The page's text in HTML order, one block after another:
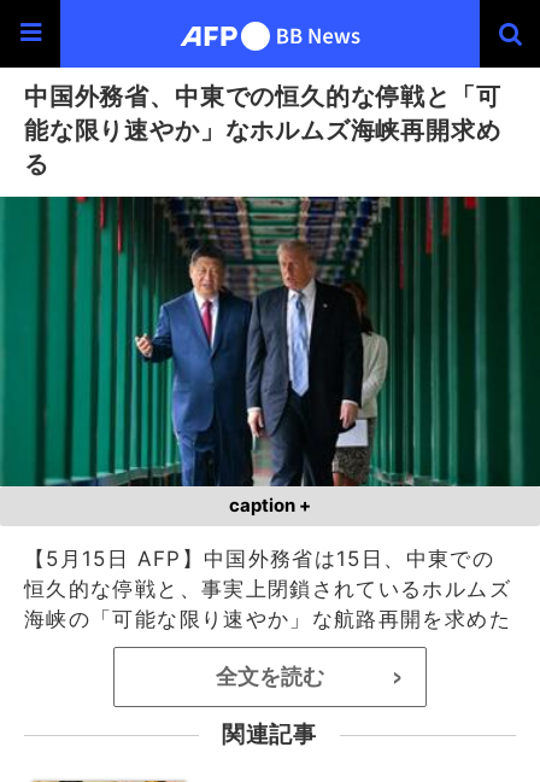
中国外務省、中東での恒久的な停戦と「可
能な限り速やか」なホルムズ海峡再開求め
る
caption +
【5月15日 AFP】中国外務省は15日、中東での
恒久的な停戦と、事実上閉鎖されているホルムズ
海峡の「可能な限り速やか」な航路再開を求めた
全文を読む >
関連記事